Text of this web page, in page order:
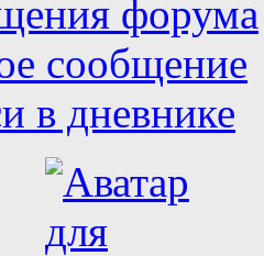
форума
сообщение
в дневнике